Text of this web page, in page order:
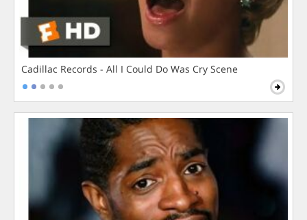
Cadillac Records - All I Could Do Was Cry Scene